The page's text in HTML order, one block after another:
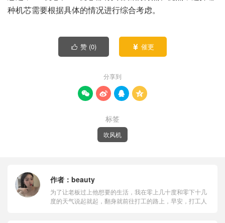
种机芯需要根据具体的情况进行综合考虑。
 赞 (0)  催更
分享到
   
标签
吹风机
作者： beauty
为了让老板过上他想要的生活，我在零上几十度和零下十几
度的天气说起就起，翻身就前往打工的路上，早安，打工人